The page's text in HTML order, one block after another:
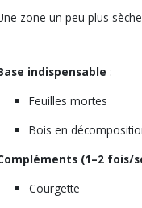
zone un peu plus
indispensable :
Feuilles mortes
Bois en
(1–2 fois/
Courgette